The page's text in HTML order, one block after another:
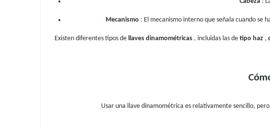
Mecanismo : El mecanismo interno que señala cuando se
Existen diferentes tipos de llaves dinamométricas , incluidas las de tipo haz ,
Usar una llave dinamométrica es relativamente sencillo,